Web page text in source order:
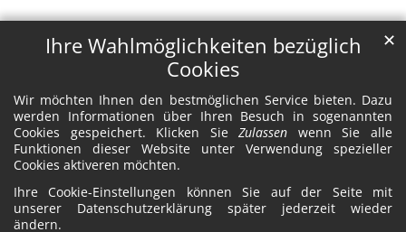
Ihre Wahlmöglichkeiten bezüglich
Cookies
Wir möchten Ihnen den bestmöglichen Service bieten. Dazu
werden Informationen über Ihren Besuch in sogenannten
Cookies gespeichert. Klicken SieZulassen wenn Sie alle
Funktionen dieser Website unter Verwendung spezieller
Cookies aktiveren möchten.
Ihre Cookie-Einstellungen können Sie auf der Seite mit
unserer Datenschutzerklärung später jederzeit wieder
ändern.
✕